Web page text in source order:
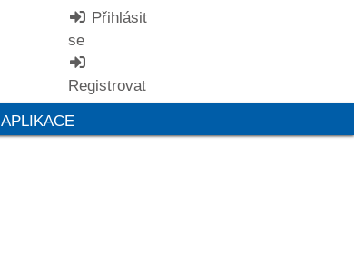
Přihlásit
se
Registrovat
APLIKACE